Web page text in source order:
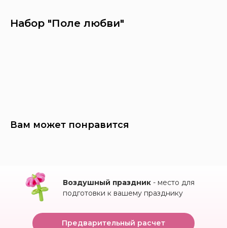
Набор "Поле любви"
Вам может понравится
Воздушный праздник - место для
подготовки к вашему празднику
Предварительный расчет